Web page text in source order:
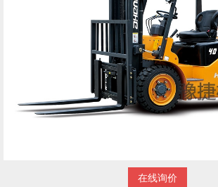
在线询价